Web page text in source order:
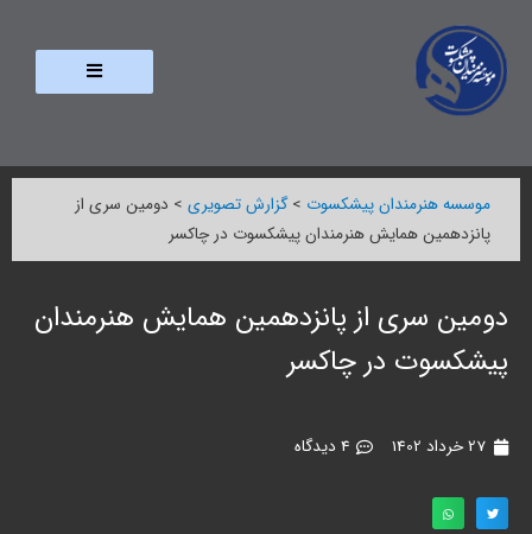
موسسه هنرمندان پیشکسوت >گزارش تصویری > دومین سری از
پانزدهمین همایش هنرمندان پیشکسوت در چاکسر
دومین سری از پانزدهمین همایش هنرمندان
پیشکسوت در چاکسر
27 خرداد 1402 4 دیدگاه